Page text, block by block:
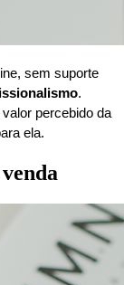
sem suporte
.
percebido da
ela.